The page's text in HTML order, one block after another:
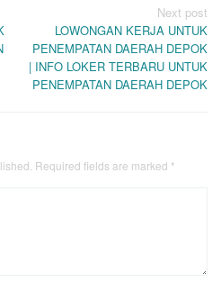
Next post
LOWONGAN KERJA UNTUK
PENEMPATAN DAERAH DEPOK
| INFO LOKER TERBARU UNTUK
PENEMPATAN DAERAH DEPOK
Required fields are marked *